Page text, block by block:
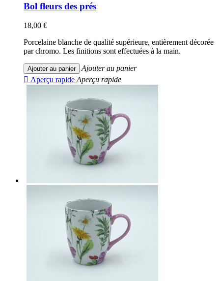
Bol fleurs des prés
18,00 €
Porcelaine blanche de qualité supérieure, entièrement décorée
par chromo. Les finitions sont effectuées à la main.
Ajouter au panier
Ajouter au panier
 Aperçu rapide Aperçu rapide